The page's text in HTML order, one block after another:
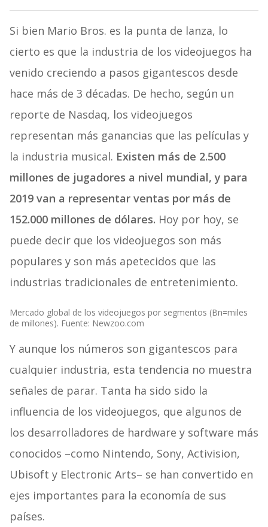
Si bien Mario Bros. es la punta de lanza, lo
cierto es que la industria de los videojuegos ha
venido creciendo a pasos gigantescos desde
hace más de 3 décadas. De hecho, según un
reporte de Nasdaq, los videojuegos
representan más ganancias que las películas y
la industria musical. Existen más de 2.500
millones de jugadores a nivel mundial, y para
2019 van a representar ventas por más de
152.000 millones de dólares. Hoy por hoy, se
puede decir que los videojuegos son más
populares y son más apetecidos que las
industrias tradicionales de entretenimiento.
Mercado global de los videojuegos por segmentos (Bn=miles
de millones). Fuente: Newzoo.com
Y aunque los números son gigantescos para
cualquier industria, esta tendencia no muestra
señales de parar. Tanta ha sido sido la
influencia de los videojuegos, que algunos de
los desarrolladores de hardware y software más
conocidos –como Nintendo, Sony, Activision,
Ubisoft y Electronic Arts– se han convertido en
ejes importantes para la economía de sus
países.